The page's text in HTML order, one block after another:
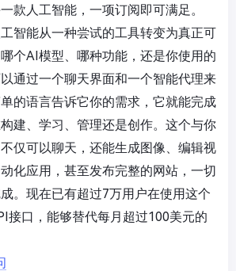
款人工智能，一项订阅即可满足。
智能从一种尝试的工具转变为真正可
个AI模型、哪种功能，还是你使用的
通过一个聊天界面和一个智能代理来
的语言告诉它你的需求，它就能完成
建、学习、管理还是创作。这个与你
仅可以聊天，还能生成图像、编辑视
化应用，甚至发布完整的网站，一切
。现在已有超过7万用户在使用这个
接口，能够替代每月超过100美元的